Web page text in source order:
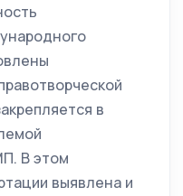
в
В этом
выявлена и